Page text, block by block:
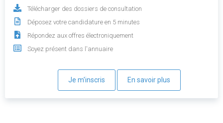
Télécharger des dossiers de consultation
Déposez votre candidature en 5 minutes
Répondez aux offres électroniquement
Soyez présent dans l'annuaire
Je m'inscris En savoir plus